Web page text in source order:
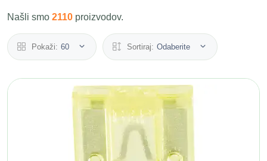
Našli smo 2110 proizvodov.
Pokaži: 60 Sortiraj: Odaberite